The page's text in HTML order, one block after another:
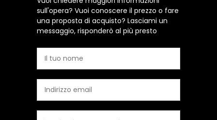
sull'opera? Vuoi conoscere il prezzo o fare
una proposta di acquisto? Lasciami un
messaggio, risponderò al più presto